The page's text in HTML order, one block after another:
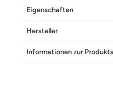
Eigenschaften
Hersteller
Informationen zur